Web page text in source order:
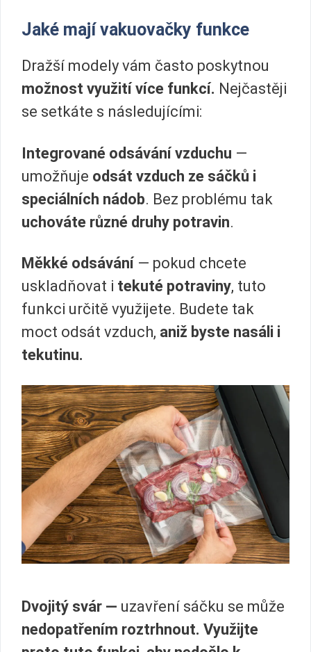
Jaké mají vakuovačky funkce
Dražší modely vám často poskytnou
možnost využití více funkcí. Nejčastěji
se setkáte s následujícími:
Integrované odsávání vzduchu —
umožňuje odsát vzduch ze sáčků i
speciálních nádob. Bez problému tak
uchováte různé druhy potravin.
Měkké odsávání— pokud chcete
uskladňovat i tekuté potraviny, tuto
funkci určitě využijete. Budete tak
moct odsát vzduch, aniž byste nasáli i
tekutinu.
Dvojitý svár — uzavření sáčku se může
nedopatřením roztrhnout. Využijte